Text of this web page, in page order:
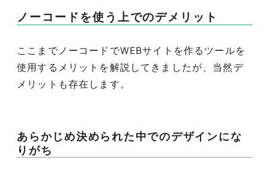
ノーコードを使う上でのデメリット
ここまでノーコードでWEBサイトを作るツールを
使用するメリットを解説してきましたが、当然デ
メリットも存在します。
あらかじめ決められた中でのデザインにな
りがち